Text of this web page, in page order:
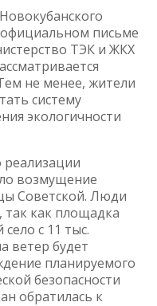
письме
ТЭК и ЖКХ
не менее, жители
систему
экологичности
возмущение
Советской. Люди
как площадка
с 11 тыс.
ветер будет
планируемого
безопасности
обратилась к